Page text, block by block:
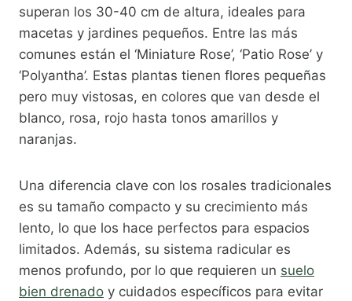
superan los 30-40 cm de altura, ideales para
macetas y jardines pequeños. Entre las más
comunes están el ‘Miniature Rose’, ‘Patio Rose’ y
‘Polyantha’. Estas plantas tienen flores pequeñas
pero muy vistosas, en colores que van desde el
blanco, rosa, rojo hasta tonos amarillos y
naranjas.
Una diferencia clave con los rosales tradicionales
es su tamaño compacto y su crecimiento más
lento, lo que los hace perfectos para espacios
limitados. Además, su sistema radicular es
menos profundo, por lo que requieren un suelo
bien drenado y cuidados específicos para evitar